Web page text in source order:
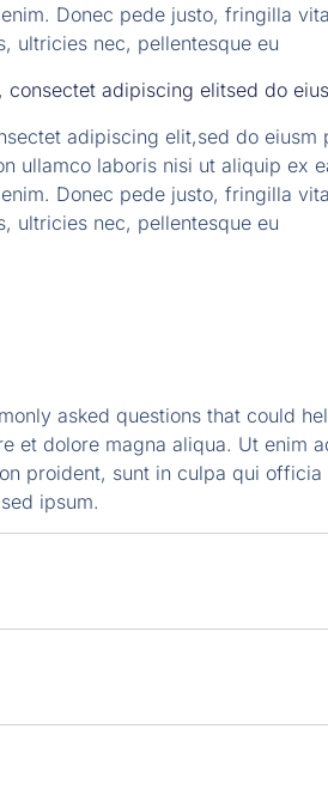
Donec pede justo, fringilla
ultricies nec, pellentesque eu
consectet adipiscing elitsed do
adipiscing elit,sed do
ullamco laboris nisi ut aliquip
Donec pede justo, fringilla
ultricies nec, pellentesque eu
asked questions that could
et dolore magna aliqua. Ut enim
proident, sunt in culpa qui
ipsum.